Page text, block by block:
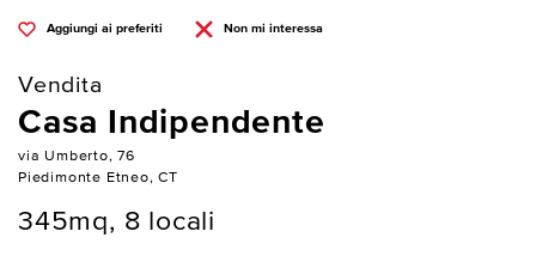
Aggiungi ai preferiti Non mi interessa
Vendita
Casa Indipendente
via Umberto, 76
Piedimonte Etneo, CT
345mq, 8 locali